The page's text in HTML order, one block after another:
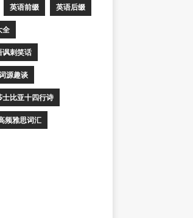
英语前缀 英语后缀
全
讽刺笑话
源趣谈
士比亚十四行诗
频雅思词汇